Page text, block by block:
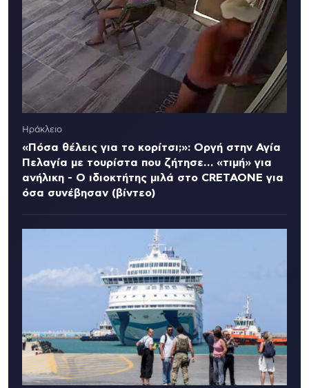
Ηράκλειο
«Πόσα θέλεις για το κορίτσι;»: Οργή στην Αγία
Πελαγία με τουρίστα που ζήτησε… «τιμή» για
ανήλικη - Ο ιδιοκτήτης μιλά στο CRETAONE για
όσα συνέβησαν (βίντεο)